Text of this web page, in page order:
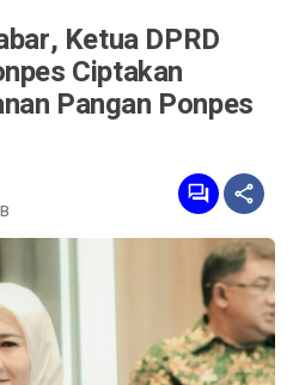
Ketua DPRD
Ciptakan
Pangan Ponpes